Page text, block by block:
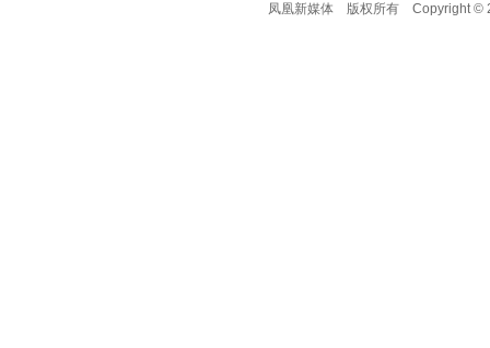
凤凰新媒体
版权所有 Copyright ©